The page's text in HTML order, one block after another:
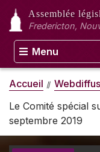
Assemblée
Fredericton,
Menu
Accueil
Le Comité spécial
septembre 2019